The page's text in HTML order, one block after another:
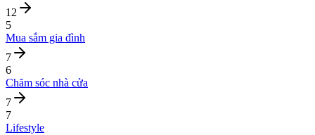
12
5
Mua sắm gia đình
7
6
Chăm sóc nhà cửa
7
7
Lifestyle